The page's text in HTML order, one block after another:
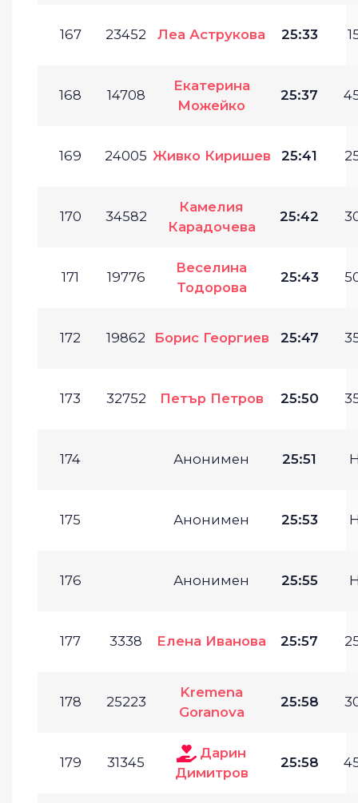
167 23452 Леа Аструкова 25:33
168 14708
Екатерина
Можейко
25:37
169 24005 Живко Киришев 25:41
170 34582
Камелия
Карадочева
25:42
171 19776
Веселина
Тодорова
25:43
172 19862 Борис Георгиев 25:47
173 32752 Петър Петров 25:50
174 Анонимен 25:51
175 Анонимен 25:53
176 Анонимен 25:55
177 3338 Елена Иванова 25:57
178 25223
Kremena
Goranova
25:58
179 31345
Дарин
Димитров
25:58